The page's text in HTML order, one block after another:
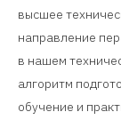
высшее
направление
в нашем
алгоритм
обучение и